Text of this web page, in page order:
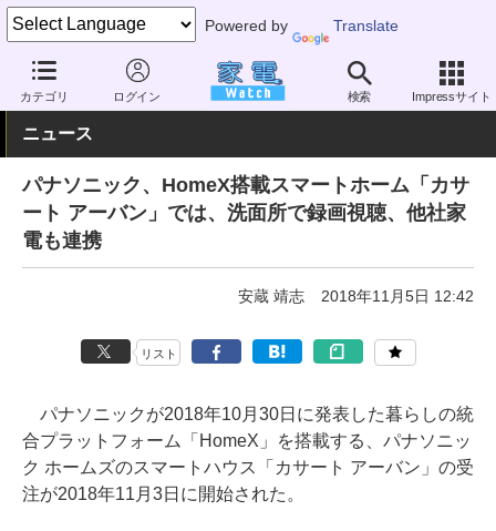
Powered by Translate
カテゴリ ログイン 検索 Impressサイト
家電 Watch 業界動向 業界動向 企業動向
ニュース
パナソニック、HomeX搭載スマートホーム「カサ
ート アーバン」では、洗面所で録画視聴、他社家
電も連携
安蔵 靖志 2018年11月5日 12:42
リスト
パナソニックが2018年10月30日に発表した暮らしの統
合プラットフォーム「HomeX」を搭載する、パナソニッ
ク ホームズのスマートハウス「カサート アーバン」の受
注が2018年11月3日に開始された。